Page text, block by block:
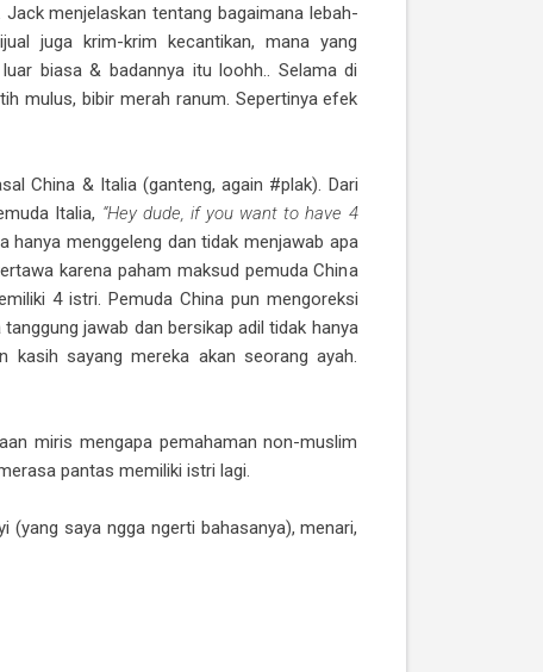
menjelaskan tentang bagaimana lebah-
juga krim-krim kecantikan, mana yang
biasa & badannya itu loohh.. Selama di
mulus, bibir merah ranum. Sepertinya efek
China & Italia (ganteng, again #plak). Dari
Italia, “Hey dude, if you want to have 4
menggeleng dan tidak menjawab apa
karena paham maksud pemuda China
4 istri. Pemuda China pun mengoreksi
jawab dan bersikap adil tidak hanya
kasih sayang mereka akan seorang ayah.
miris mengapa pemahaman non-muslim
pantas memiliki istri lagi.
(yang saya ngga ngerti bahasanya), menari,